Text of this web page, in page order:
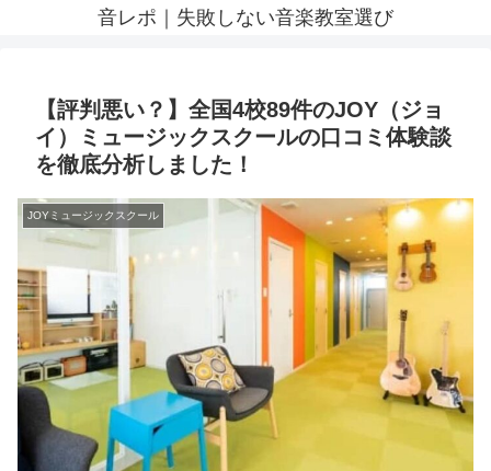
音レポ｜失敗しない音楽教室選び
【評判悪い？】全国4校89件のJOY（ジョ
イ）ミュージックスクールの口コミ体験談
を徹底分析しました！
JOYミュージックスクール